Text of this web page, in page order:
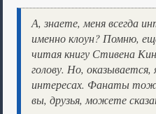
А, знаете, меня всегда
именно клоун? Помню,
читая книгу Стивена
голову. Но, оказывается,
интересах. Фанаты
вы, друзья, можете